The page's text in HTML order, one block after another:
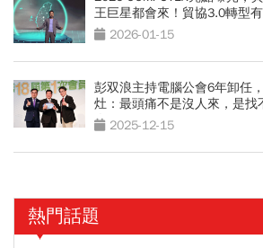
王巨星都會來！貿協3.0轉型
2026-01-15
彭双浪主持電腦公會6年卸任
灶：最頭痛不是沒人來，是找
人 2025-12-15
熱門話題